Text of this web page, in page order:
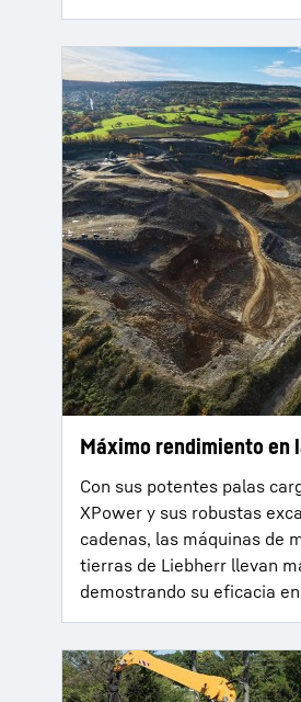
Máximo rendimiento en
Con sus potentes palas
XPower y sus robustas
cadenas, las máquinas de
tierras de Liebherr llevan
demostrando su eficacia